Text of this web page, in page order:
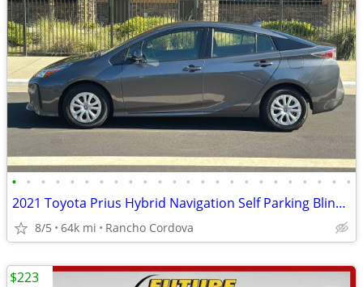
• • • • • • • • • • • • • • • • • • • • • • • •
2021 Toyota Prius Hybrid Navigation Self Parking Blind Spot Monitor
8/5 64k mi Rancho Cordova
$223